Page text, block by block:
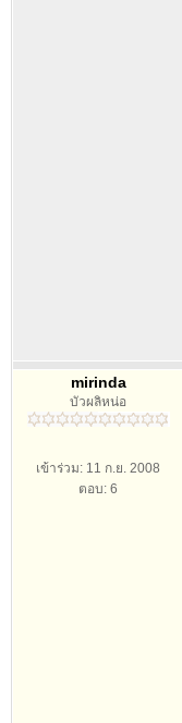
mirinda
บัวผลิหน่อ
เข้าร่วม: 11 ก.ย. 2008
ตอบ: 6